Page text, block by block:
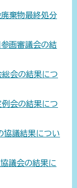
棄物最終処分
画審議会の結
会の結果につ
会の結果につ
協議結果につい
議会の結果に